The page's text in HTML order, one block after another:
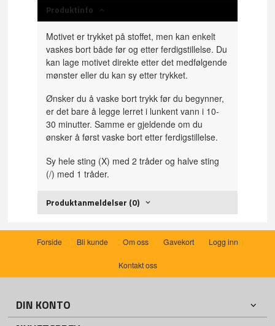
Produktinfo
Motivet er trykket på stoffet, men kan enkelt
vaskes bort både før og etter ferdigstillelse. Du
kan lage motivet direkte etter det medfølgende
mønster eller du kan sy etter trykket.
Ønsker du å vaske bort trykk før du begynner,
er det bare å legge lerret i lunkent vann i 10-
30 minutter. Samme er gjeldende om du
ønsker å først vaske bort etter ferdigstillelse.
Sy hele sting (X) med 2 tråder og halve sting
(/) med 1 tråder.
Produktanmeldelser (0)
Forside Bli kunde Om oss Gavekort Logg inn
Kontakt oss
DIN KONTO